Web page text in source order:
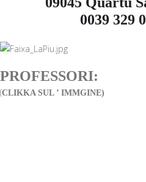
0039 329
PROFESSORI:
(CLIKKA SUL ’ IMMGINE)